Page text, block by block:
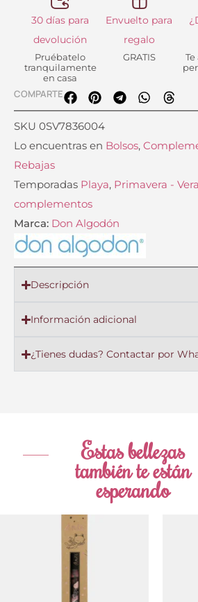
30 días para
devolución
Pruébatelo
tranquilamente
en casa
Envuelto para
regalo
GRATIS
COMPARTE
SKU 0SV7836004
Lo encuentras en Bolsos,
Rebajas
Temporadas Playa, Primavera -
complementos
Marca: Don Algodón
Descripción
Información adicional
¿Tienes dudas? Contactar por
Estas bellezas
también te están
esperando